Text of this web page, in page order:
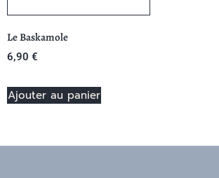
Le Baskamole
6,90 €
Ajouter au panier